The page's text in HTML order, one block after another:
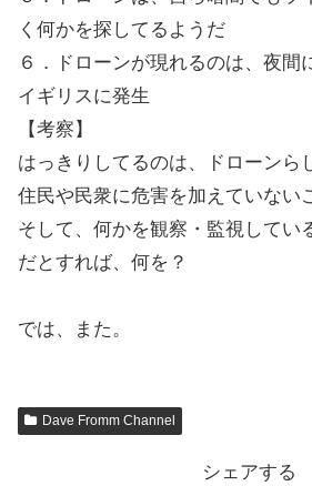
く何かを探してるようだ
６．ドローンが現れるのは、夜間
イギリスに発生
【考察】
はっきりしてるのは、ドローンら
住民や民衆に危害を加えていない
そして、何かを観察・監視してい
だとすれば、何を？
では、また。
Dave Fromm Channel
シェアする